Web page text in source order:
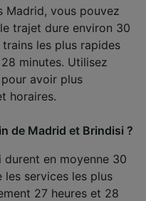
Madrid, vous pouvez
trajet dure environ 30
les plus rapides
minutes. Utilisez
pour avoir plus
horaires.
de Madrid et Brindisi ?
en moyenne 30
les services les plus
27 heures et 28